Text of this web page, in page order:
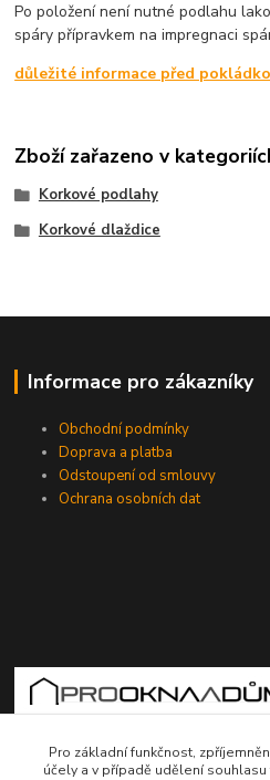
Po položení není nutné podlahu
spáry přípravkem na impregnaci
důležité informace před
Zboží zařazeno v
Korkové podlahy
Korkové dlaždice
Informace pro zákazníky
Obchodní podmínky
Doprava a platba
Odstoupení od smlouvy
Ochrana osobních dat
775724471, 773177017
10-18hod
Pro základní funkčnost,
účely a v případě udělení